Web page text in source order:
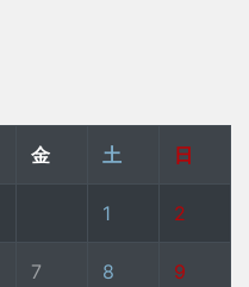
金 土 日
1 2
7
8
9